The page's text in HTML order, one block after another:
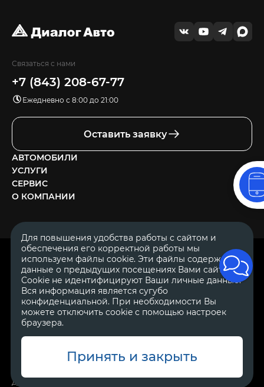
Связаться с нами
+7 (843) 208-67-77
Ежедневно с 8:00 до 21:00
Оставить заявку
АВТОМОБИЛИ
УСЛУГИ
СЕРВИС
О КОМПАНИИ
© 2007—2026 «Диалог Авто» — автосалон. Все права защищены.
Обращаем Ваше внимание на то, что данный Интернет-сайт
носит исключительно информационный характер и ни при
каких условиях не является публичной офертой, определяемой
положениями Статьи 437 Гражданского Кодекса Российской
Федерации.Для получения подробной информации о
продажам автосалонов Диалог Авто. Для получения
страховании, техническом обслуживании и ремонте
автомобилей, запасных частях, дополнительном оборудовании,
аксессуарах также обращайтесь к специалистам автосалонов
Диалог Авто.
ОГРН 1111644005153
ИНН 1644062657
Для повышения удобства работы с сайтом и
обеспечения его корректной работы мы
используем файлы cookie. Эти файлы содержат
данные о предыдущих посещениях Вами сайта.
Cookie не идентифицируют Ваши личные данные.
Вся информация является сугубо
конфиденциальной. При необходимости Вы
можете отключить cookie с помощью настроек
браузера.
Принять и закрыть